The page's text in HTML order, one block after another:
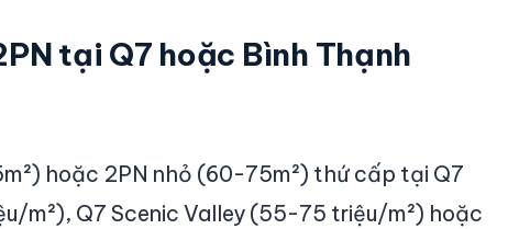
tại Q7 hoặc Bình Thạnh
hoặc 2PN nhỏ (60-75m²) thứ cấp tại Q7
m²), Q7 Scenic Valley (55-75 triệu/m²) hoặc